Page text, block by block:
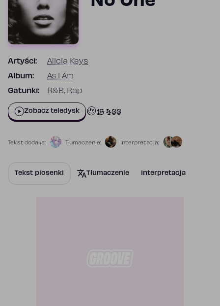
Artyści: Alicia Keys
Album: As I Am
Gatunki: R&B, Rap
Zobacz teledysk 15 466
Tekst dodał/a: Tłumaczenie: Interpretacja:
Tekst piosenki Tłumaczenie Interpretacja